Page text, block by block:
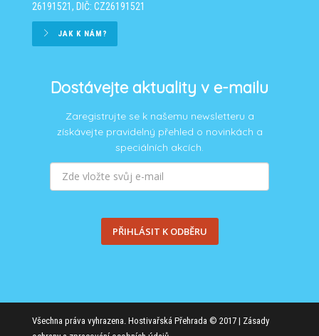
26191521, DIČ: CZ26191521
JAK K NÁM?
Dostávejte aktuality v e-mailu
Zaregistrujte se k našemu newsletteru a
získávejte pravidelný přehled o novinkách a
speciálních akcích.
PŘIHLÁSIT K ODBĚRU
Všechna práva vyhrazena. Hostivařská Přehrada © 2017 | Zásady